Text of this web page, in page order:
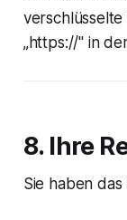
„https://" in
8. Ihre
Sie haben das